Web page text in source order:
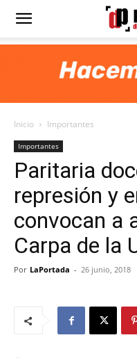
Diario
Portada
Inicio Importantes
Importantes
Paritaria
represión y
convocan a
Carpa de la
Por LaPortada - 26 junio, 2018